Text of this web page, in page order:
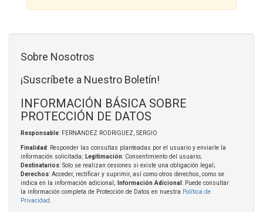
Sobre Nosotros
¡Suscríbete a Nuestro Boletín!
INFORMACIÓN BÁSICA SOBRE
PROTECCIÓN DE DATOS
Responsable: FERNANDEZ RODRIGUEZ, SERGIO
Finalidad: Responder las consultas planteadas por el usuario y enviarle la
información solicitada; Legitimación: Consentimiento del usuario;
Destinatarios: Solo se realizan cesiones si existe una obligación legal;
Derechos: Acceder, rectificar y suprimir, así como otros derechos, como se
indica en la información adicional;
Información Adicional : Puede consultar
la información completa de Protección de Datos en nuestra Política de
Privacidad